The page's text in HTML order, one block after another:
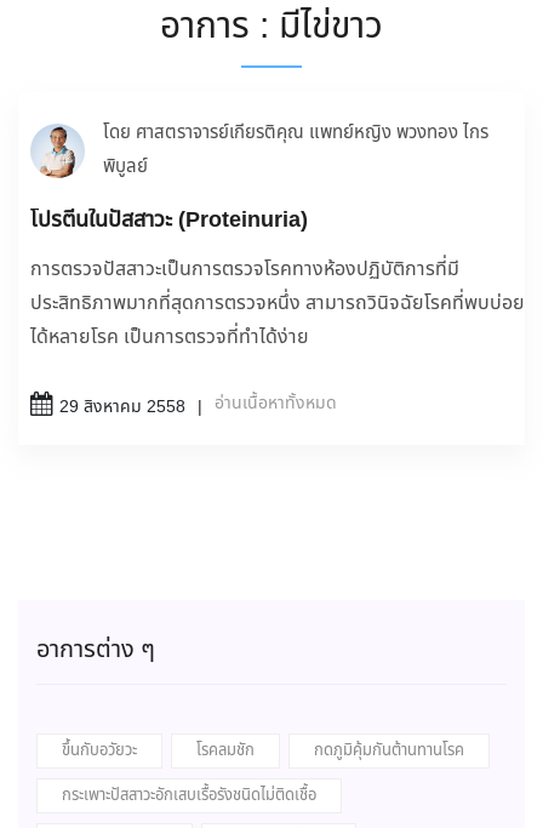
อาการ : มีไข่ขาว
โดย ศาสตราจารย์เกียรติคุณ แพทย์หญิง พวงทอง ไกร
พิบูลย์
โปรตีนในปัสสาวะ (Proteinuria)
การตรวจปัสสาวะเป็นการตรวจโรคทางห้องปฏิบัติการที่มี
ประสิทธิภาพมากที่สุดการตรวจหนึ่ง สามารถวินิจฉัยโรคที่พบบ่อย
ได้หลายโรค เป็นการตรวจที่ทำได้ง่าย
29 สิงหาคม 2558 อ่านเนื้อหาทั้งหมด
อาการต่าง ๆ
ขึ้นกับอวัยวะ โรคลมชัก
กดภูมิคุ้มกันต้านทานโรค
กระเพาะปัสสาวะอักเสบเรื้อรังชนิดไม่ติดเชื้อ